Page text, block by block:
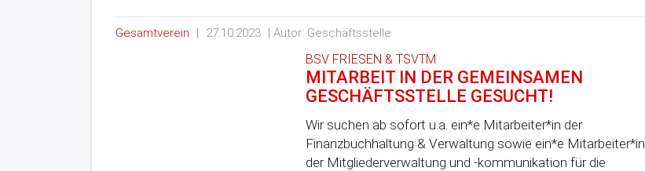
Gesamtverein | 27.10.2023 | Autor: Geschäftsstelle
BSV FRIESEN & TSVTM
MITARBEIT IN DER GEMEINSAMEN
GESCHÄFTSSTELLE GESUCHT!
Wir suchen ab sofort u.a. ein*e Mitarbeiter*in der
Finanzbuchhaltung & Verwaltung sowie ein*e Mitarbeiter*in
der Mitgliederverwaltung und -kommunikation für die